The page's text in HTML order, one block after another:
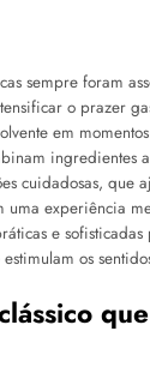
sempre foram
o prazer
em
ingredientes
cuidadosas, que
uma experiência
e
os